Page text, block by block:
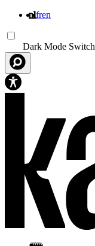
nlfren
Dark Mode Switch